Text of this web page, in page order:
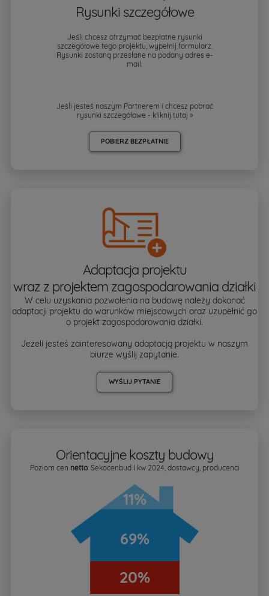
Rysunki szczegółowe
Jeśli chcesz otrzymać bezpłatne rysunki
szczegółowe tego projektu, wypełnij formularz.
Rysunki zostaną przesłane na podany adres e-
mail.
Jeśli jesteś naszym Partnerem i chcesz pobrać
rysunki szczegółowe - kliknij tutaj »
POBIERZ BEZPŁATNIE
Adaptacja projektu
wraz z projektem zagospodarowania działki
W celu uzyskania pozwolenia na budowę należy dokonać
adaptacji projektu do warunków miejscowych oraz uzupełnić go
o projekt zagospodarowania działki.
Jeżeli jesteś zainteresowany adaptacją projektu w naszym
biurze wyślij zapytanie.
WYŚLIJ PYTANIE
Orientacyjne koszty budowy
Poziom cen netto: Sekocenbud I kw 2024, dostawcy, producenci
11%
69%
20%